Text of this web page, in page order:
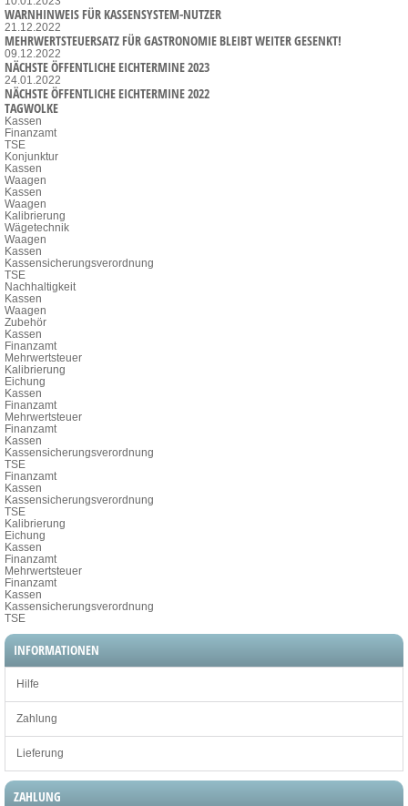
WARNHINWEIS FÜR KASSENSYSTEM-NUTZER
21.12.2022
MEHRWERTSTEUERSATZ FÜR GASTRONOMIE BLEIBT WEITER GESENKT!
09.12.2022
NÄCHSTE ÖFFENTLICHE EICHTERMINE 2023
24.01.2022
NÄCHSTE ÖFFENTLICHE EICHTERMINE 2022
TAGWOLKE
Kassen
Finanzamt
TSE
Konjunktur
Kassen
Waagen
Kassen
Waagen
Kalibrierung
Wägetechnik
Waagen
Kassen
Kassensicherungsverordnung
TSE
Nachhaltigkeit
Kassen
Waagen
Zubehör
Kassen
Finanzamt
Mehrwertsteuer
Kalibrierung
Eichung
Kassen
Finanzamt
Mehrwertsteuer
Finanzamt
Kassen
Kassensicherungsverordnung
TSE
Finanzamt
Kassen
Kassensicherungsverordnung
TSE
Kalibrierung
Eichung
Kassen
Finanzamt
Mehrwertsteuer
Finanzamt
Kassen
Kassensicherungsverordnung
TSE
INFORMATIONEN
Hilfe
Zahlung
Lieferung
ZAHLUNG